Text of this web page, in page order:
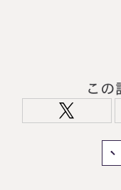
この